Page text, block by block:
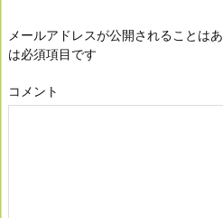
メールアドレスが公開されることはあ
は必須項目です
コメント